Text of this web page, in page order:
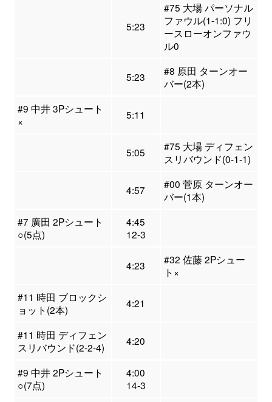
5:23
#75 大場 パーソナル
ファウル(1-1:0) フリ
ースローオンファウ
ル0
5:23
#8 原田 ターンオー
バー(2本)
#9 中井 3Pシュート
×
5:11
5:05
#75 大場 ディフェン
スリバウンド(0-1-1)
4:57
#00 菅原 ターンオー
バー(1本)
#7 廣田 2Pシュート
○(5点)
4:45
12-3
4:23
#32 佐藤 2Pシュー
ト×
#11 時田 ブロックシ
ョット(2本)
4:21
#11 時田 ディフェン
スリバウンド(2-2-4)
4:20
#9 中井 2Pシュート
○(7点)
4:00
14-3